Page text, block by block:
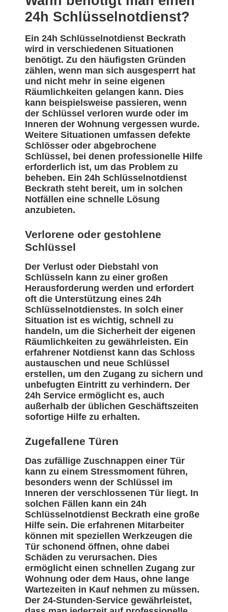
24h Schlüsselnotdienst?
Ein 24h Schlüsselnotdienst Beckrath
wird in verschiedenen Situationen
benötigt. Zu den häufigsten Gründen
zählen, wenn man sich ausgesperrt hat
und nicht mehr in seine eigenen
Räumlichkeiten gelangen kann. Dies
kann beispielsweise passieren, wenn
der Schlüssel verloren wurde oder im
Inneren der Wohnung vergessen wurde.
Weitere Situationen umfassen defekte
Schlösser oder abgebrochene
Schlüssel, bei denen professionelle Hilfe
erforderlich ist, um das Problem zu
beheben. Ein 24h Schlüsselnotdienst
Beckrath steht bereit, um in solchen
Notfällen eine schnelle Lösung
anzubieten.
Verlorene oder gestohlene
Schlüssel
Der Verlust oder Diebstahl von
Schlüsseln kann zu einer großen
Herausforderung werden und erfordert
oft die Unterstützung eines 24h
Schlüsselnotdienstes. In solch einer
Situation ist es wichtig, schnell zu
handeln, um die Sicherheit der eigenen
Räumlichkeiten zu gewährleisten. Ein
erfahrener Notdienst kann das Schloss
austauschen und neue Schlüssel
erstellen, um den Zugang zu sichern und
unbefugten Eintritt zu verhindern. Der
24h Service ermöglicht es, auch
außerhalb der üblichen Geschäftszeiten
sofortige Hilfe zu erhalten.
Zugefallene Türen
Das zufällige Zuschnappen einer Tür
kann zu einem Stressmoment führen,
besonders wenn der Schlüssel im
Inneren der verschlossenen Tür liegt. In
solchen Fällen kann ein 24h
Schlüsselnotdienst Beckrath eine große
Hilfe sein. Die erfahrenen Mitarbeiter
können mit speziellen Werkzeugen die
Tür schonend öffnen, ohne dabei
Schäden zu verursachen. Dies
ermöglicht einen schnellen Zugang zur
Wohnung oder dem Haus, ohne lange
Wartezeiten in Kauf nehmen zu müssen.
Der 24-Stunden-Service gewährleistet,